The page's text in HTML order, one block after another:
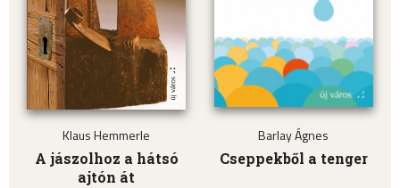
Klaus Hemmerle
A jászolhoz a hátsó
ajtón át
Barlay Ágnes
Cseppekből a tenger